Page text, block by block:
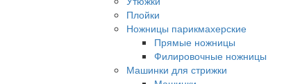
Плойки
Ножницы парикмахерские
Прямые ножницы
Филировочные ножницы
Машинки для стрижки